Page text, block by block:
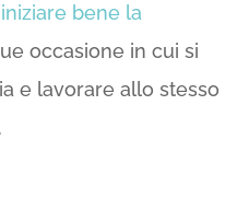
iniziare bene la
occasione in cui si
e lavorare allo stesso
.